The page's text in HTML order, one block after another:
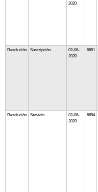
2020
Resolución Suscripción
02-06-
2020
6651
Resolución Servicio
02-06-
2020
6654